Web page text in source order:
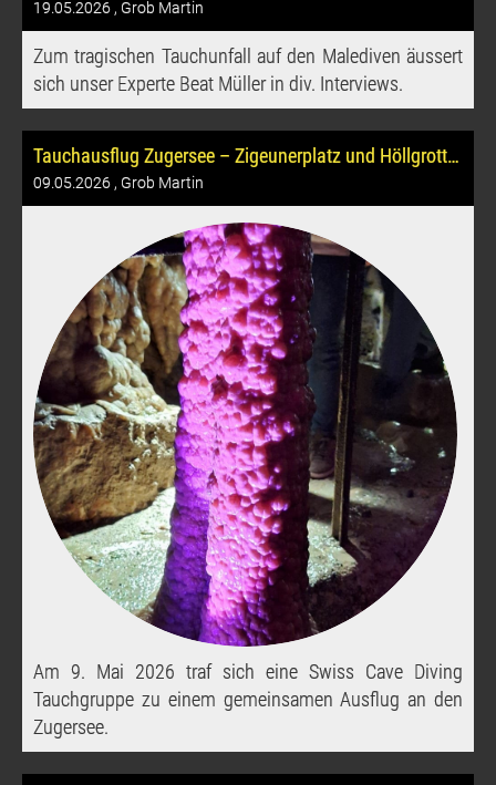
19.05.2026 , Grob Martin
Zum tragischen Tauchunfall auf den Malediven äussert
sich unser Experte Beat Müller in div. Interviews.
Tauchausflug Zugersee – Zigeunerplatz und Höllgrotten Baar
09.05.2026 , Grob Martin
Am 9. Mai 2026 traf sich eine Swiss Cave Diving
Tauchgruppe zu einem gemeinsamen Ausflug an den
Zugersee.